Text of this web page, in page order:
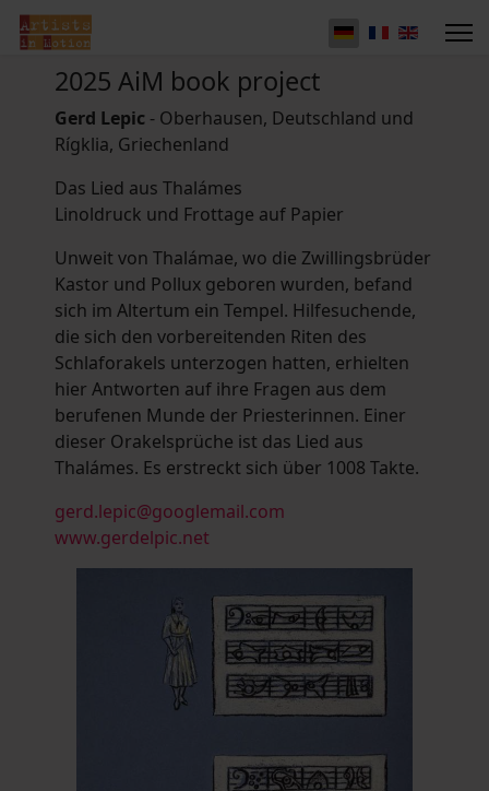
2025 AiM book project
Gerd Lepic - Oberhausen, Deutschland und
Rígklia, Griechenland
Das Lied aus Thalámes
Linoldruck und Frottage auf Papier
Unweit von Thalámae, wo die Zwillingsbrüder
Kastor und Pollux geboren wurden, befand
sich im Altertum ein Tempel. Hilfesuchende,
die sich den vorbereitenden Riten des
Schlaforakels unterzogen hatten, erhielten
hier Antworten auf ihre Fragen aus dem
berufenen Munde der Priesterinnen. Einer
dieser Orakelsprüche ist das Lied aus
Thalámes. Es erstreckt sich über 1008 Takte.
gerd.lepic@googlemail.com
www.gerdelpic.net